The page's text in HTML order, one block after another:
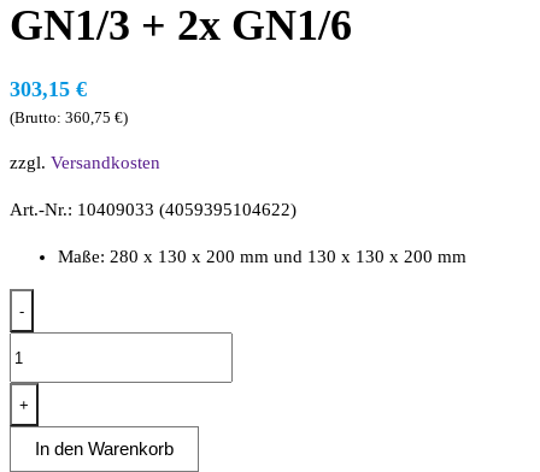
GN1/3 + 2x GN1/6
303,15 €
(Brutto: 360,75 €)
zzgl. Versandkosten
Art.-Nr.: 10409033 (4059395104622)
Maße: 280 x 130 x 200 mm und 130 x 130 x 200 mm
-
Multikocher,
1x
GN1/3
+
In den Warenkorb